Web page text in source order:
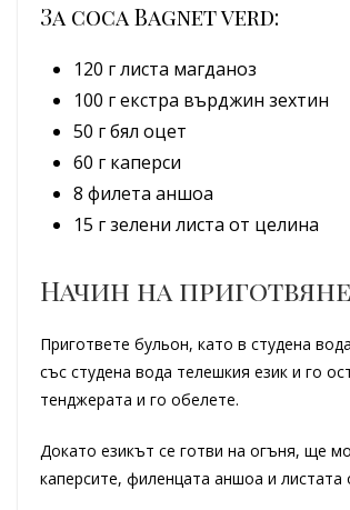
За соса Bagnet verd:
120 г листа магданоз
100 г екстра върджин зехтин
50 г бял оцет
60 г каперси
8 филета аншоа
15 г зелени листа от целина
Начин на
Пригответе бульон, като в студена
със студена вода телешкия език и го
тенджерата и го обелете.
Докато езикът се готви на огъня, ще
каперсите, филенцата аншоа и листата